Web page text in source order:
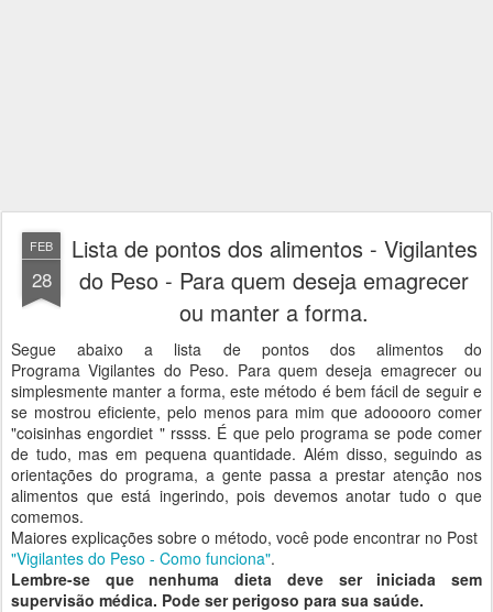
FEB
28
Lista de pontos dos alimentos - Vigilantes
do Peso - Para quem deseja emagrecer
ou manter a forma.
Segue abaixo a lista de pontos dos alimentos do
Programa Vigilantes do Peso. Para quem deseja emagrecer ou
simplesmente manter a forma, este método é bem fácil de seguir e
se mostrou eficiente, pelo menos para mim que adooooro comer
"coisinhas engordiet " rssss. É que pelo programa se pode comer
de tudo, mas em pequena quantidade. Além disso, seguindo as
orientações do programa, a gente passa a prestar atenção nos
alimentos que está ingerindo, pois devemos anotar tudo o que
comemos.
Maiores explicações sobre o método, você pode encontrar no Post
"Vigilantes do Peso - Como funciona".
Lembre-se que nenhuma dieta deve ser iniciada sem
supervisão médica. Pode ser perigoso para sua saúde.